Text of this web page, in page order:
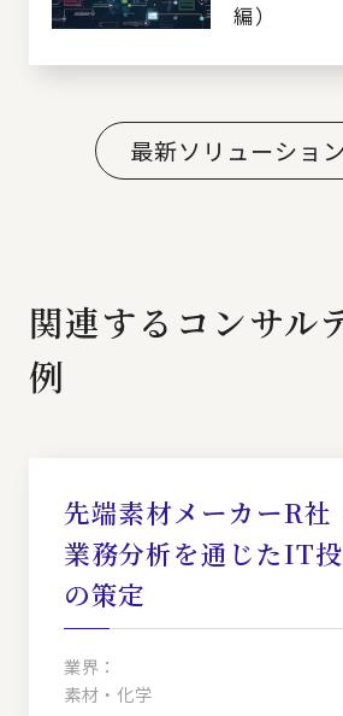
編）
最新ソリューショ
関連するコンサル
例
先端素材メーカーR社
業務分析を通じたIT
の策定
業界：
素材・化学